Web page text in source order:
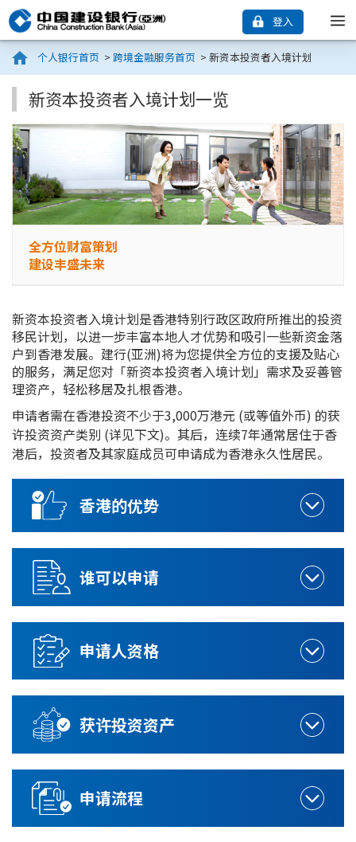
登入
个人银行首页 > 跨境金融服务首页 > 新资本投资者入境计划
新资本投资者入境计划一览
全方位财富策划
建设丰盛未来
新资本投资者入境计划是香港特别行政区政府所推出的投资
移民计划，以进一步丰富本地人才优势和吸引一些新资金落
户到香港发展。 建行(亚洲)将为您提供全方位的支援及贴心
的服务，满足您对「新资本投资者入境计划」需求及妥善管
理资产，轻松移居及扎根香港。
申请者需在香港投资不少于3,000万港元 (或等值外币) 的获
许投资资产类别 (详见下文)。其后，连续7年通常居住于香
港后，投资者及其家庭成员可申请成为香港永久性居民。
香港的优势
谁可以申请
申请人资格
获许投资资产
申请流程